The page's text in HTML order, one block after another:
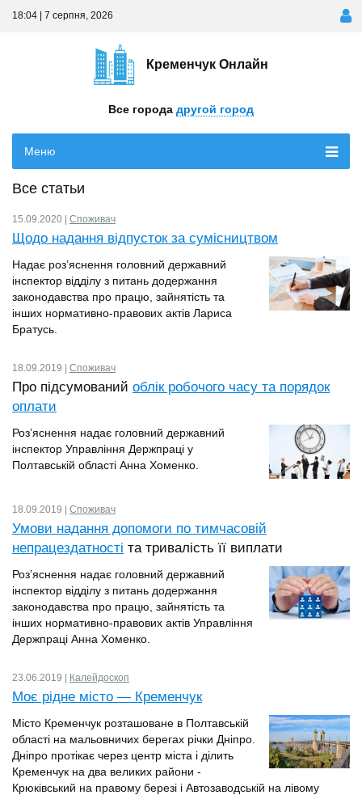
18:04 | 7 серпня, 2026
Кременчук Онлайн
Все города другой город
Меню
Все статьи
15.09.2020 | Cпоживач
Щодо надання відпусток за сумісництвом
Надає роз’яснення головний державний
інспектор відділу з питань додержання
законодавства про працю, зайнятість та
інших нормативно-правових актів Лариса
Братусь.
18.09.2019 | Cпоживач
Про підсумований облік робочого часу та порядок
оплати
Роз’яснення надає головний державний
інспектор Управління Держпраці у
Полтавській області Анна Хоменко.
18.09.2019 | Cпоживач
Умови надання допомоги по тимчасовій
непрацездатності та тривалість її виплати
Роз’яснення надає головний державний
інспектор відділу з питань додержання
законодавства про працю, зайнятість та
інших нормативно-правових актів Управління
Держпраці Анна Хоменко.
23.06.2019 | Калейдоскоп
Моє рідне місто — Кременчук
Місто Кременчук розташоване в Полтавській
області на мальовничих берегах річки Дніпро.
Дніпро протікає через центр міста і ділить
Кременчук на два великих райони -
Крюківський на правому березі і Автозаводській на лівому